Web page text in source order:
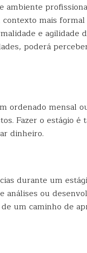
ambiente
mais formal
e agilidade
poderá
ordenado mensal
Fazer o estágio
dinheiro.
durante um
ou
um caminho de